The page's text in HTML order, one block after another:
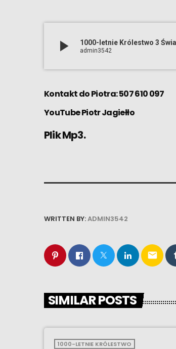
play_arrow 1000-letnie Królestwo 3
admin3542
Kontakt do Piotra: 507 610 097
YouTubePiotr Jagiełło
Plik Mp3.
WRITTEN BY:ADMIN3542
email
SIMILAR POSTS
1000-LETNIE KRÓLESTWO